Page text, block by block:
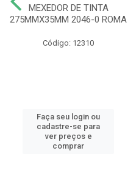
MEXEDOR DE TINTA
275MMX35MM 2046-0 ROMA
Código: 12310
Faça seu login ou
cadastre-se para
ver preços e
comprar